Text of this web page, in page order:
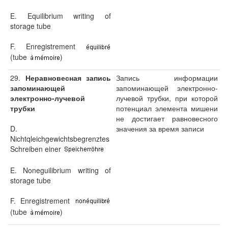
E. Equilibrium writing of
storage tube
F. Enregistrement
(tube
)
29. Неравновесная запись
запоминающей
электронно-лучевой
трубки
D.
Nichtqleichgewichtsbegrenztes
Schreiben einer
E. Noneguilibrium writing of
storage tube
F. Enregistrement
(tube
)
Запись информации
запоминающей электронно-
лучевой трубки, при которой
потенциал элемента мишени
не достигает равновесного
значения за время записи